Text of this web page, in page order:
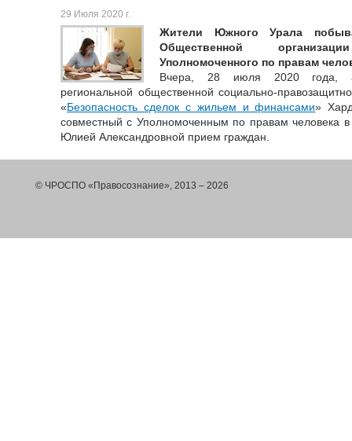
29 Июля 2020 г.
Жители Южного Урала
Общественной
Уполномоченного по правам
Вчера, 28 июля 2020 года,
региональной общественной социально-
«Безопасность сделок с жильем и финансами»
совместный с Уполномоченным по правам человека
Юлией Александровной прием граждан.
© ЧРОСПО «Правосознание», 2013 – 2026